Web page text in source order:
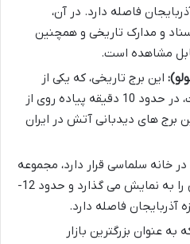
فاصله دارد. در آن،
و مدارک تاریخی و همچنین
مشاهده است.
این برج تاریخی، که یکی از
نمادهای قدیمی تبریز است، در حدود 10 دقیقه پیاده روی از
برج های دیدبانی آتش در ایران
خانه سلماسی قرار دارد، مجموعه
ای از ابزار و ادوات سنجش را به نمایش می گذارد و حدود 12-
به عنوان بزرگترین بازار